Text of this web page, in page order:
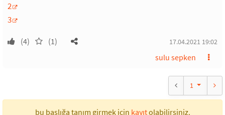
2
3
(4) (1) 17.04.2021 19:02
sulu sepken
1
bu başlığa tanım girmek için kayıtolabilirsiniz.